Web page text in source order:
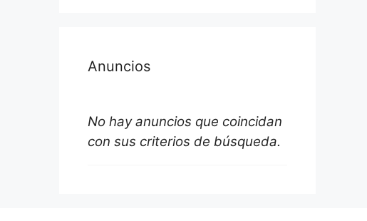
Anuncios
No hay anuncios que coincidan
con sus criterios de búsqueda.